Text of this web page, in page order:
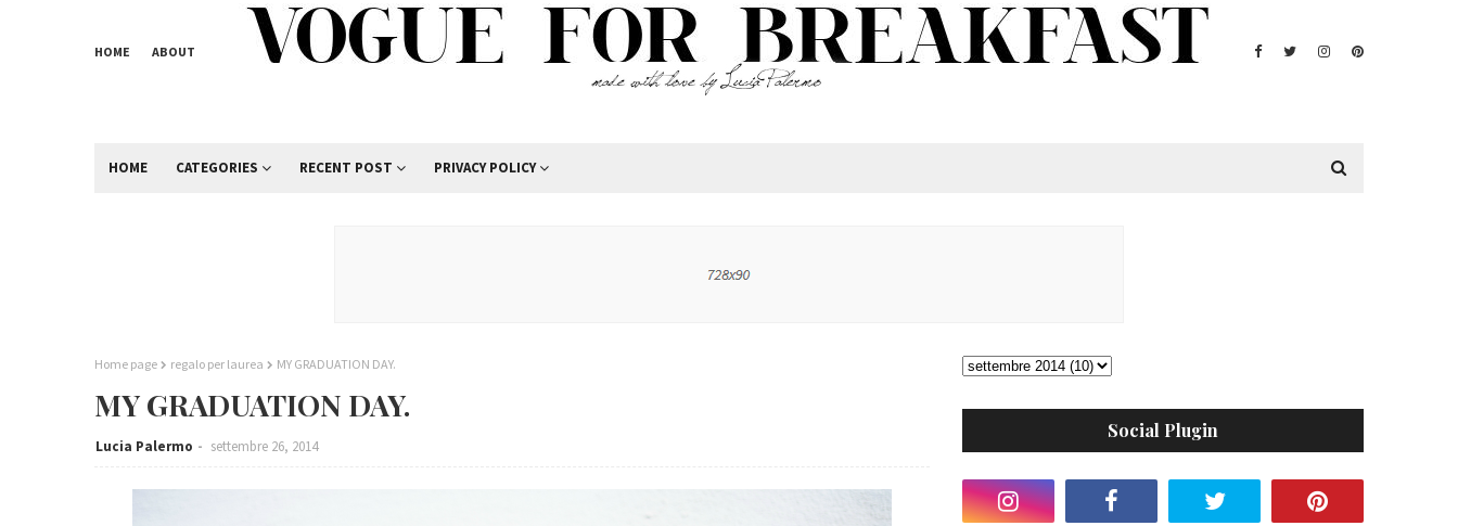
HOME ABOUT CONTACT
HOME CATEGORIES RECENT POST PRIVACY POLICY
Home page regalo per laurea MY GRADUATION DAY.
MY GRADUATION DAY.
Lucia Palermo settembre 26, 2014
Social Plugin